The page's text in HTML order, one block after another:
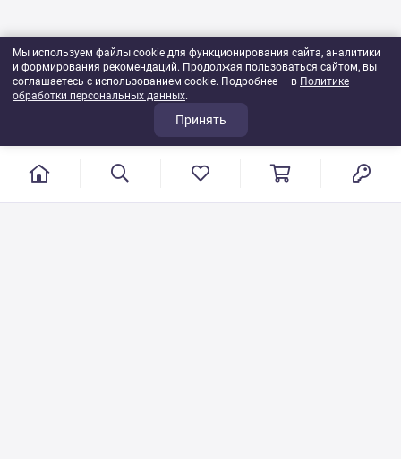
Мы используем файлы cookie для функционирования сайта, аналитики
и формирования рекомендаций. Продолжая пользоваться сайтом, вы
соглашаетесь с использованием cookie. Подробнее — в Политике
обработки персональных данных.
Принять